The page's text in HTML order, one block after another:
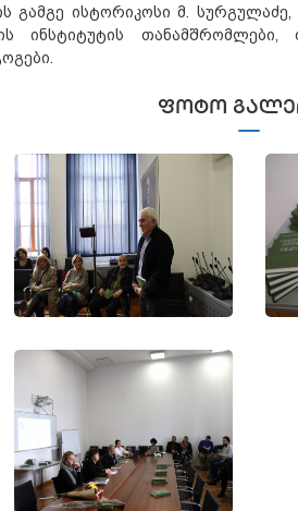
გამგე ისტორიკოსი მ.
ინსტიტუტის თანამშრომლები,
ᲤᲝᲢᲝ